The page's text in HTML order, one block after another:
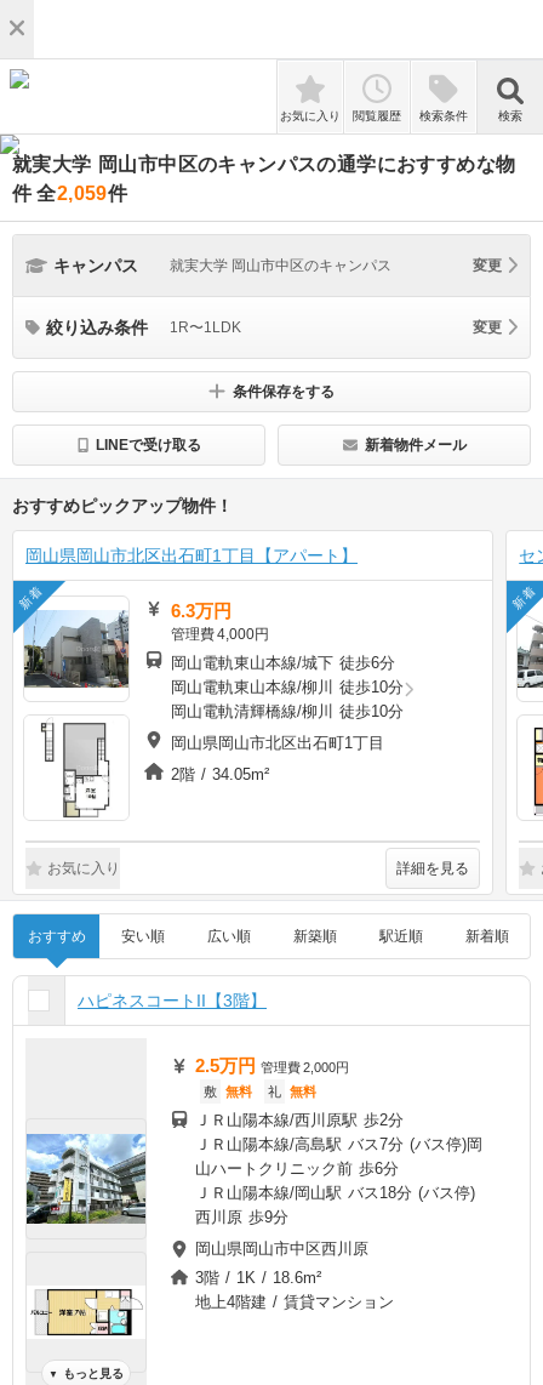
検索
お気に入り 閲覧履歴 検索条件 検索
就実大学 岡山市中区のキャンパスの通学におすすめな物
件 全2,059件
キャンパス 就実大学 岡山市中区のキャンパス 変更
絞り込み条件 1R〜1LDK 変更
条件保存をする
LINEで受け取る 新着物件メール
おすすめピックアップ物件！
岡山県岡山市北区出石町1丁目【アパート】
新着 6.3万円
管理費4,000円
岡山電軌東山本線/城下 徒歩6分
岡山電軌東山本線/柳川 徒歩10分
岡山電軌清輝橋線/柳川 徒歩10分
岡山県岡山市北区出石町1丁目
2階 / 34.05m²
お気に入り 詳細を見る
セ
新着
おすすめ 安い順 広い順 新築順 駅近順 新着順
ハピネスコートII【3階】
▼ もっと見る
2.5万円 管理費2,000円
敷 無料 礼 無料
ＪＲ山陽本線/西川原駅 歩2分
ＪＲ山陽本線/高島駅 バス7分 (バス停)岡
山ハートクリニック前 歩6分
ＪＲ山陽本線/岡山駅 バス18分 (バス停)
西川原 歩9分
岡山県岡山市中区西川原
3階 / 1K / 18.6m²
地上4階建 / 賃貸マンション